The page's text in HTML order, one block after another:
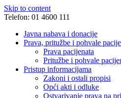
Skip to content
Telefon: 01 4600 111
Javna nabava i donacije
Prava, pritužbe i pohvale
Prava pacijenata
Pritužbe i pohvale
Pristup informacijama
Zakoni i ostali propisi
Opći akti i odluke
Ostvarivanje prava na